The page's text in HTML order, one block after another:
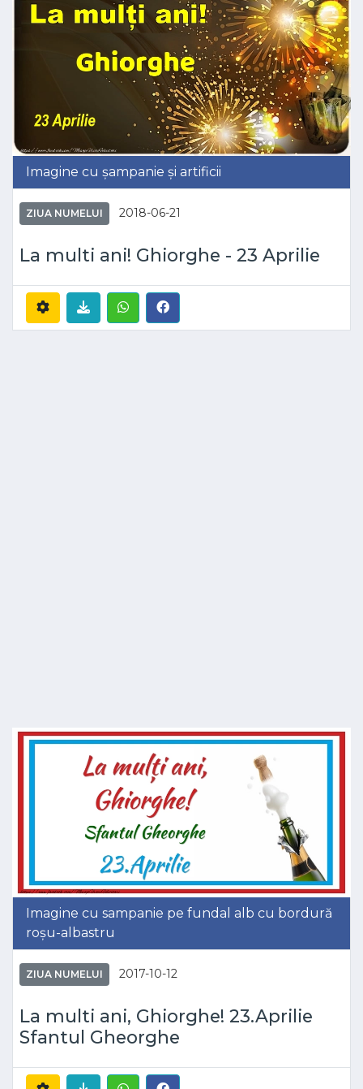
Imagine cu șampanie și artificii
ZIUA NUMELUI 2018-06-21
La multi ani! Ghiorghe - 23 Aprilie
Imagine cu sampanie pe fundal alb cu bordură
roșu-albastru
ZIUA NUMELUI 2017-10-12
La multi ani, Ghiorghe! 23.Aprilie
Sfantul Gheorghe